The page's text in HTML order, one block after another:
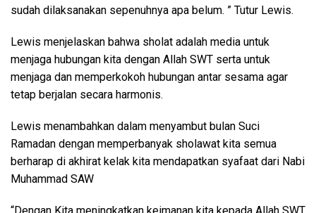
sudah dilaksanakan sepenuhnya apa belum. ” Tutur Lewis.
Lewis menjelaskan bahwa sholat adalah media untuk
menjaga hubungan kita dengan Allah SWT serta untuk
menjaga dan memperkokoh hubungan antar sesama agar
tetap berjalan secara harmonis.
Lewis menambahkan dalam menyambut bulan Suci
Ramadan dengan memperbanyak sholawat kita semua
berharap di akhirat kelak kita mendapatkan syafaat dari Nabi
Muhammad SAW